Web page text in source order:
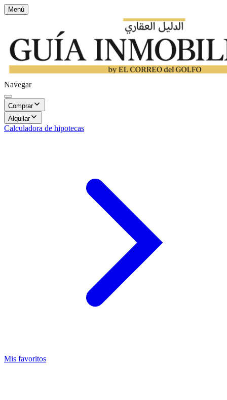
Menú
Navegar
Comprar
Alquilar
Calculadora de hipotecas
Mis favoritos